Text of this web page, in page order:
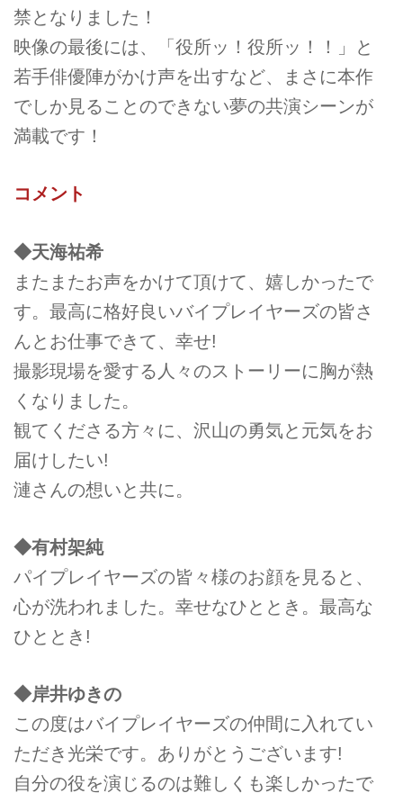
禁となりました！
映像の最後には、「役所ッ！役所ッ！！」と
若手俳優陣がかけ声を出すなど、まさに本作
でしか見ることのできない夢の共演シーンが
満載です！
コメント
◆天海祐希
またまたお声をかけて頂けて、嬉しかったで
す。最高に格好良いバイプレイヤーズの皆さ
んとお仕事できて、幸せ!
撮影現場を愛する人々のストーリーに胸が熱
くなりました。
観てくださる方々に、沢山の勇気と元気をお
届けしたい!
漣さんの想いと共に。
◆有村架純
パイプレイヤーズの皆々様のお顔を見ると、
心が洗われました。幸せなひととき。最高な
ひととき!
◆岸井ゆきの
この度はバイプレイヤーズの仲間に入れてい
ただき光栄です。ありがとうございます!
自分の役を演じるのは難しくも楽しかったで